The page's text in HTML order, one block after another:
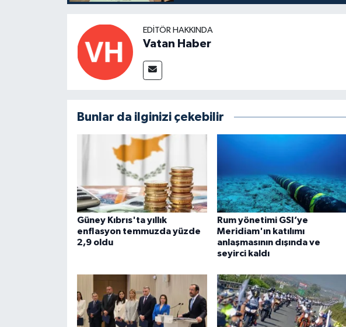
EDITÖR HAKKINDA
Vatan Haber
Bunlar da ilginizi çekebilir
Güney Kıbrıs'ta yıllık
enflasyon temmuzda yüzde
2,9 oldu
Rum yönetimi GSI’ye
Meridiam'ın katılımı
anlaşmasının dışında ve
seyirci kaldı